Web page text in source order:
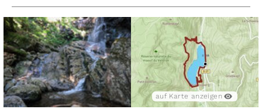
Geschichte der Burg erzählt. DieBurgruine
Château de Wildensteinbeeindruckt mit einem
tunnelartigen Torgewölbe, Mauerresten und einer
markanten Stützmauer. Vom Gipfel genießt man
einen weiten Blick über dasThanntal und den
See. Der Abstieg führt zurück zum Seeufer, vorbei
auf Karte anzeigen